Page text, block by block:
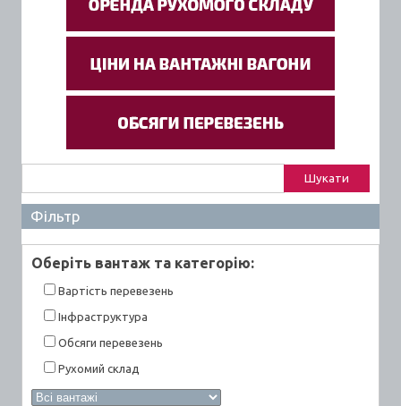
Фільтр
Оберiть вантаж та категорiю:
Вартiсть перевезень
Інфраструктура
Обсяги перевезень
Рухомий склад